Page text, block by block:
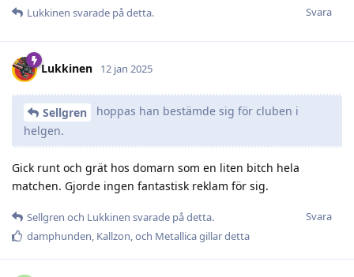
Svara
Lukkinen svarade på detta.
Lukkinen 12 jan 2025
Sellgren
hoppas han bestämde sig för cluben i
helgen.
Gick runt och grät hos domarn som en liten bitch hela
matchen. Gjorde ingen fantastisk reklam för sig.
Svara
Sellgren och Lukkinen svarade på detta.
damphunden, Kallzon, och Metallicagillar detta